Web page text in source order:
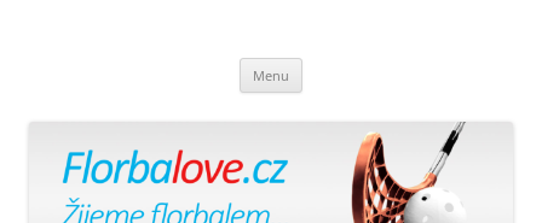
Menu
webu